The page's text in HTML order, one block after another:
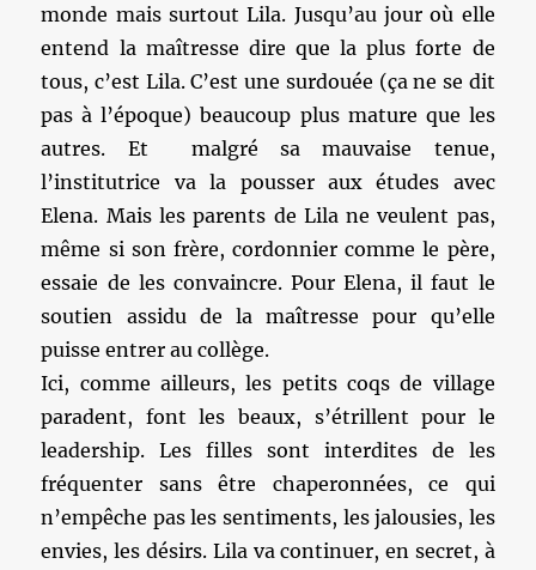
monde mais surtout Lila. Jusqu’au jour où elle
entend la maîtresse dire que la plus forte de
tous, c’est Lila. C’est une surdouée (ça ne se dit
pas à l’époque) beaucoup plus mature que les
autres. Et malgré sa mauvaise tenue,
l’institutrice va la pousser aux études avec
Elena. Mais les parents de Lila ne veulent pas,
même si son frère, cordonnier comme le père,
essaie de les convaincre. Pour Elena, il faut le
soutien assidu de la maîtresse pour qu’elle
puisse entrer au collège.
Ici, comme ailleurs, les petits coqs de village
paradent, font les beaux, s’étrillent pour le
leadership. Les filles sont interdites de les
fréquenter sans être chaperonnées, ce qui
n’empêche pas les sentiments, les jalousies, les
envies, les désirs. Lila va continuer, en secret, à